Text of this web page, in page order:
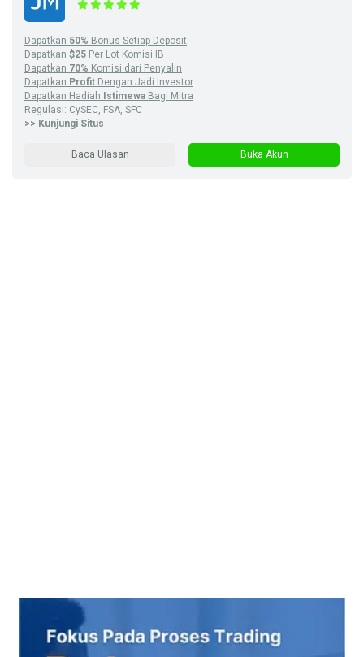
Dapatkan 50% Bonus Setiap Deposit
Dapatkan $25 Per Lot Komisi IB
Dapatkan 70% Komisi dari Penyalin
Dapatkan Profit Dengan Jadi Investor
Dapatkan Hadiah
Istimewa Bagi Mitra
Regulasi: CySEC, FSA, SFC
>> Kunjungi Situs
Baca Ulasan Buka Akun